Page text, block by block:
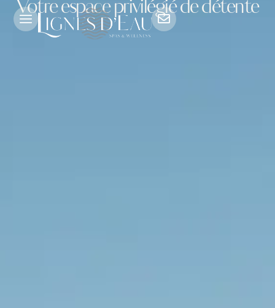
Votre espace privilégié de détente